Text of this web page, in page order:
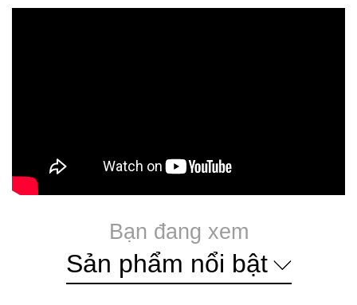
Bạn đang xem
Sản phẩm nổi bật